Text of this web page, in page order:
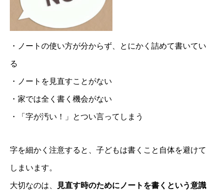
・ノートの使い方が分からず、とにかく詰めて書いてい
る
・ノートを見直すことがない
・家では全く書く機会がない
・「字が汚い！」とつい言ってしまう
字を細かく注意すると、子どもは書くこと自体を避けて
しまいます。
大切なのは、 見直す時のためにノートを書くという意識